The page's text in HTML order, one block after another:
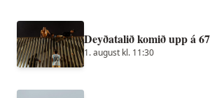
Deyðatalið komið upp á 67
1. august kl. 11:30